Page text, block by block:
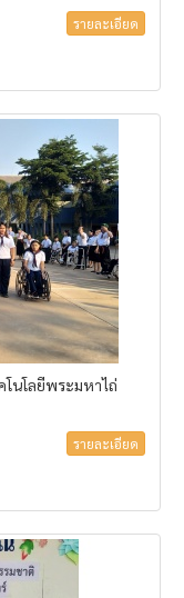
รายละเอียด
นโลยีพระมหาไถ่
รายละเอียด